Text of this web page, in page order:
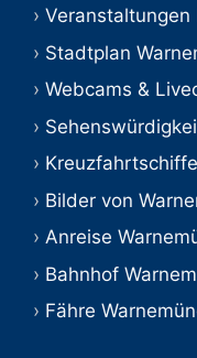
Veranstaltungen
Stadtplan
Webcams &
Bilder von
Anreise
Bahnhof
Fähre